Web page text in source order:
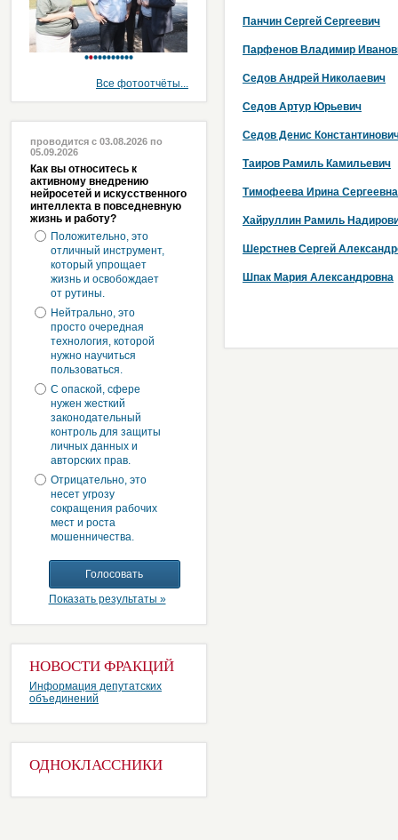
Все фотоотчёты...
проводится с 03.08.2026 по
05.09.2026
Как вы относитесь к
активному внедрению
нейросетей и искусственного
интеллекта в повседневную
жизнь и работу?
Положительно, это
отличный инструмент,
который упрощает
жизнь и освобождает
от рутины.
Нейтрально, это
просто очередная
технология, которой
нужно научиться
пользоваться.
С опаской, сфере
нужен жесткий
законодательный
контроль для защиты
личных данных и
авторских прав.
Отрицательно, это
несет угрозу
сокращения рабочих
мест и роста
мошенничества.
Показать результаты »
НОВОСТИ ФРАКЦИЙ
Информация депутатских
объединений
ОДНОКЛАССНИКИ
Панчин Сергей Сергеевич
Парфенов Владимир
Седов Андрей Николаевич
Седов Артур Юрьевич
Седов Денис
Таиров Рамиль Камильевич
Тимофеева Ирина Сергеевна
Хайруллин Рамиль
Шерстнев Сергей
Шпак Мария Александровна